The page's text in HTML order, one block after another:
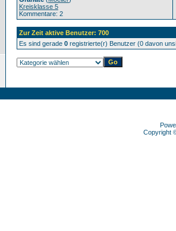
Kreisklasse 5
Kommentare: 2
Zur Zeit aktive Benutzer: 700
Es sind gerade 0 registrierte(r) Benutzer (0 davon
Copyright